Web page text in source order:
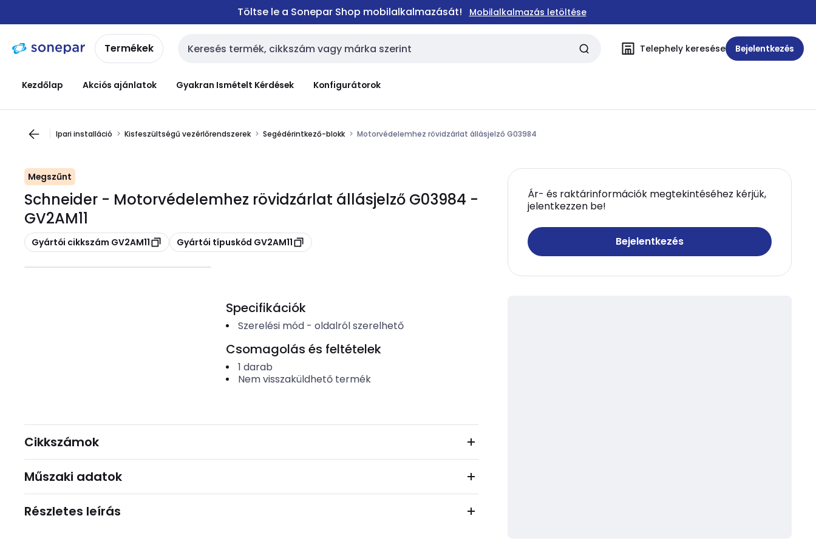
navigációhoztartalomra
Töltse le a Sonepar Shop mobilalkalmazását! Mobilalkalmazás letöltése
Termékek Keresési bemenet Telephely keresése Bejelentkezés
Kezdőlap Akciós ajánlatok Gyakran Ismételt Kérdések Konfigurátorok
Ipari installáció Kisfeszültségű vezérlőrendszerek Segédérintkező-blokk Motorvédelemhez rövidzárlat állásjelző G03984
Megszűnt
Schneider - Motorvédelemhez rövidzárlat állásjelző G03984 -
GV2AM11
Másolás
Gyártói cikkszám GV2AM11 Másolás
Gyártói típuskód GV2AM11
Ár- és raktárinformációk megtekintéséhez kérjük,
jelentkezzen be!
Bejelentkezés
Specifikációk
Szerelési mód- oldalról szerelhető
Csomagolás és feltételek
1 darab
Nem visszaküldhető termék
Cikkszámok
Műszaki adatok
Részletes leírás